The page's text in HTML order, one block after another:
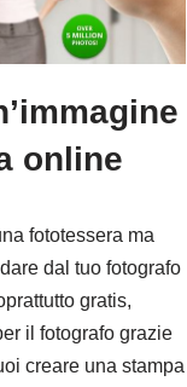
online
fototessera ma
dal tuo fotografo
gratis,
il fotografo grazie
creare una stampa